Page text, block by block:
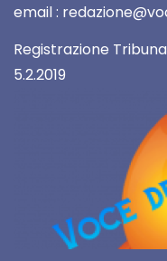
email :
Registrazione
5.2.2019